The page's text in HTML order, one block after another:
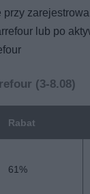
lub po
(3-8.08)
Rabat
61%